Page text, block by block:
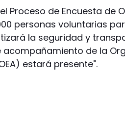
Proceso de Encuesta de
personas voluntarias
la seguridad y
acompañamiento de la
estará presente".